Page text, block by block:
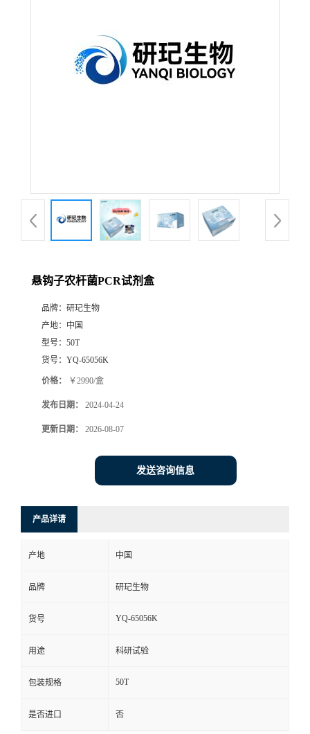
悬钩子农杆菌PCR试剂盒
品牌： 研玘生物
产地： 中国
型号： 50T
货号： YQ-65056K
价格： ￥2990/盒
发布日期： 2024-04-24
更新日期： 2026-08-07
发送咨询信息
产品详请
产地 中国
品牌 研玘生物
货号 YQ-65056K
用途 科研试验
包装规格 50T
是否进口 否